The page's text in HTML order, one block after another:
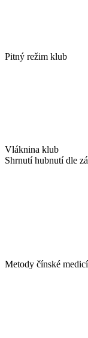
Pitný režim klub
Vláknina klub
Shrnutí hubnutí dle
Metody čínské